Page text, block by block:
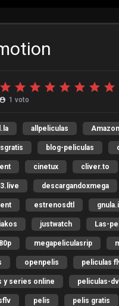
1 voto
allpeliculas
blog-peliculas
cinetux cliver.to
descargandoxmega
estrenosdtl
justwatch Las-
megapeliculasrip
openpelis peliculas
y series online peliculas-
pelis pelis gratis